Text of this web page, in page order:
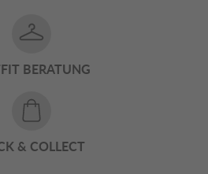
BERATUNG
& COLLECT